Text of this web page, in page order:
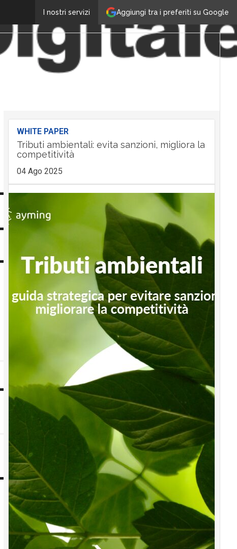
Aggiungi tra i preferiti su Google
I nostri servizi
WHITE PAPER
Tributi ambientali: evita sanzioni, migliora la
competitività
04 Ago 2025